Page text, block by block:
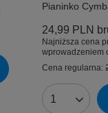
Pianinko
24,99 PLN
Najniższa cena
wprowadzeniem
Cena regularna:
Ilość